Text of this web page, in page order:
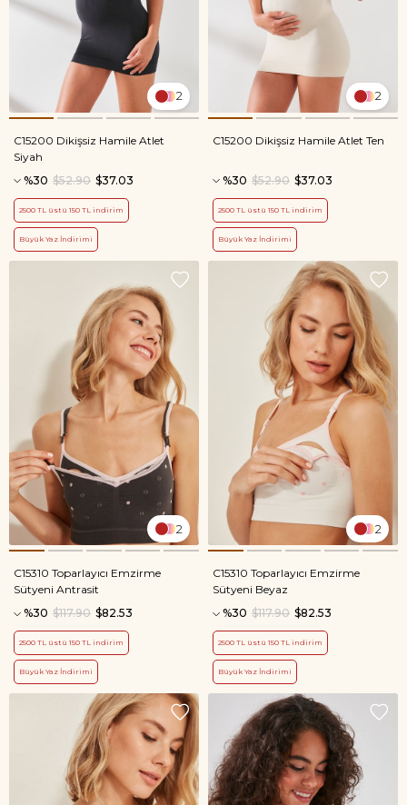
2
C15200 Dikişsiz Hamile Atlet
Siyah
%30
$37.03
$52.90
2500 TL üstü 150 TL indirim
Büyük Yaz İndirimi
2
C15200 Dikişsiz Hamile Atlet Ten
%30 $37.03
$52.90
2500 TL üstü 150 TL indirim
Büyük Yaz İndirimi
2
C15310 Toparlayıcı Emzirme
Sütyeni Antrasit
%30
$82.53
$117.90
2500 TL üstü 150 TL indirim
Büyük Yaz İndirimi
2
C15310 Toparlayıcı Emzirme
Sütyeni Beyaz
%30
$82.53
$117.90
2500 TL üstü 150 TL indirim
Büyük Yaz İndirimi